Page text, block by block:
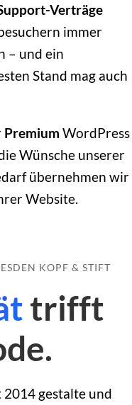
Verträge
immer
– und ein
Stand mag auch
Premium WordPress
Wünsche unserer
übernehmen wir
Website.
KOPF & STIFT
trifft
2014 gestalte und